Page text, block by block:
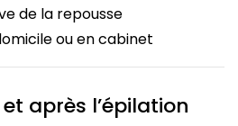
de la repousse
ou en cabinet
après l’épilation